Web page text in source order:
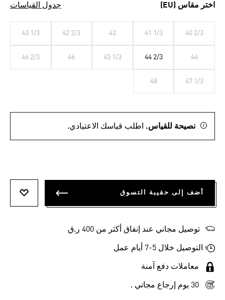
اختر مقاس (EU) جدول القياسات
40 2/3
41 1/3
42
42 2/3
43 1/3
44
44 2/3
45 1/3
46
46 2/3
47 1/3
48
نصيحة للقياس. اطلب قياسك الاعتيادي.
أضف إلى حقيبة التسوق
توصيل مجاني عند إنفاق أكثر من 400 ر.ق
التوصيل خلال 5-7 أيام عمل
معاملات دفع آمنة